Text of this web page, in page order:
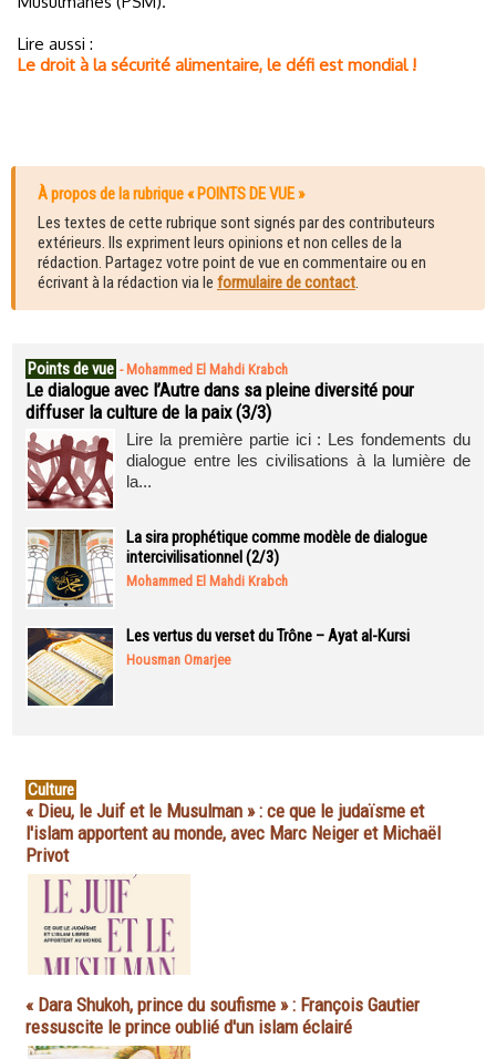
Lire aussi :
Le droit à la sécurité alimentaire, le défi est mondial !
À propos de la rubrique « POINTS DE VUE »
Les textes de cette rubrique sont signés par des contributeurs
extérieurs. Ils expriment leurs opinions et non celles de la
rédaction. Partagez votre point de vue en commentaire ou en
écrivant à la rédaction via le formulaire de contact.
Points de vue - Mohammed El Mahdi Krabch
Le dialogue avec l’Autre dans sa pleine diversité pour
diffuser la culture de la paix (3/3)
Lire la première partie ici : Les fondements du
dialogue entre les civilisations à la lumière de
la...
La sira prophétique comme modèle de dialogue
intercivilisationnel (2/3)
Mohammed El Mahdi Krabch
Les vertus du verset du Trône – Ayat al-Kursi
Housman Omarjee
Culture
« Dieu, le Juif et le Musulman » : ce que le judaïsme et
l'islam apportent au monde, avec Marc Neiger et Michaël
Privot
« Dara Shukoh, prince du soufisme » : François Gautier
ressuscite le prince oublié d'un islam éclairé